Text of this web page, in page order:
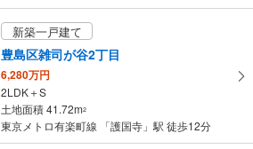
新築一戸建て
豊島区雑司が谷2丁目
6,280万円
2LDK＋S
土地面積 41.72m2
東京メトロ有楽町線 「護国寺」駅 徒歩12分